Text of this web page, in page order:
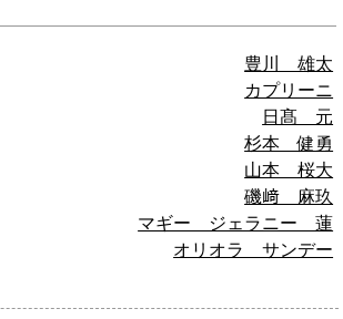
豊川 雄太
カプリーニ
日髙 元
杉本 健勇
山本 桜大
磯﨑 麻玖
マギー ジェラニー 蓮
オリオラ サンデー